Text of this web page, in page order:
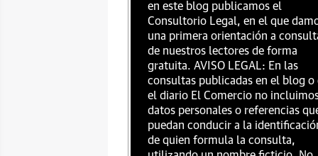
en este blog publicamos el
Consultorio Legal, en el que
una primera orientación a
de nuestros lectores de forma
gratuita. AVISO LEGAL: En las
consultas publicadas en el blog o
el diario El Comercio no
datos personales o referencias
puedan conducir a la
de quien formula la consulta,